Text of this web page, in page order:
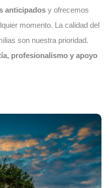
anticipados y ofrecemos
momento. La calidad del
son nuestra prioridad.
profesionalismo y apoyo